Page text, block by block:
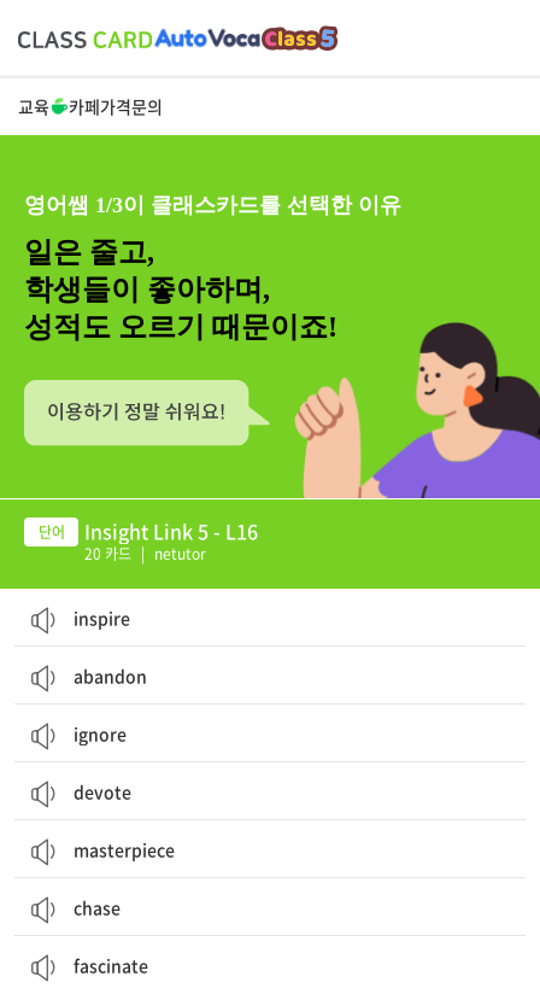
교육 카페가격문의
영어쌤 1/3이 클래스카드를 선택한 이유
일은 줄고,
학생들이 좋아하며,
성적도 오르기 때문이죠!
Insight Link 5 - L16
20 카드 | netutor
inspire
abandon
ignore
devote
masterpiece
chase
fascinate